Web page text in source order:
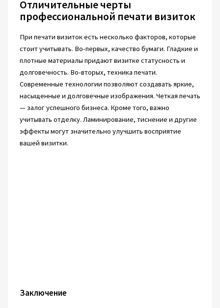
Отличительные черты
профессиональной печати визиток
При печати визиток есть несколько факторов, которые
стоит учитывать. Во-первых, качество бумаги. Гладкие и
плотные материалы придают визитке статусность и
долговечность. Во-вторых, техника печати.
Современные технологии позволяют создавать яркие,
насыщенные и долговечные изображения. Четкая печать
— залог успешного бизнеса. Кроме того, важно
учитывать отделку. Ламинирование, тиснение и другие
эффекты могут значительно улучшить восприятие
вашей визитки.
Заключение